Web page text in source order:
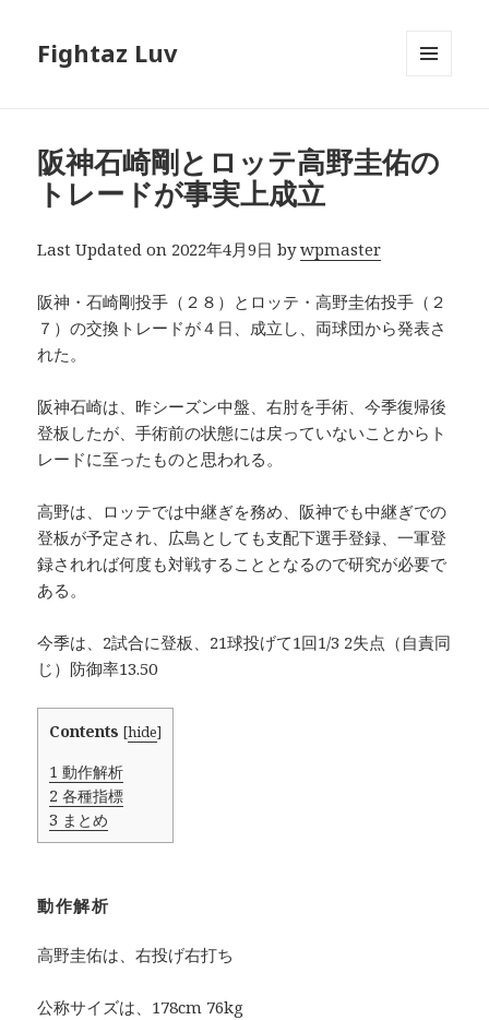
Fightaz Luv
阪神石崎剛とロッテ高野圭佑の
トレードが事実上成立
Last Updated on 2022年4月9日 bywpmaster
阪神・石崎剛投手（２８）とロッテ・高野圭佑投手（２
７）の交換トレードが４日、成立し、両球団から発表さ
れた。
阪神石崎は、昨シーズン中盤、右肘を手術、今季復帰後
登板したが、手術前の状態には戻っていないことからト
レードに至ったものと思われる。
高野は、ロッテでは中継ぎを務め、阪神でも中継ぎでの
登板が予定され、広島としても支配下選手登録、一軍登
録されれば何度も対戦することとなるので研究が必要で
ある。
今季は、2試合に登板、21球投げて1回1/3 2失点（自責同
じ）防御率13.50
Contents [hide]
1 動作解析
2 各種指標
3 まとめ
動作解析
高野圭佑は、右投げ右打ち
公称サイズは、178cm 76kg